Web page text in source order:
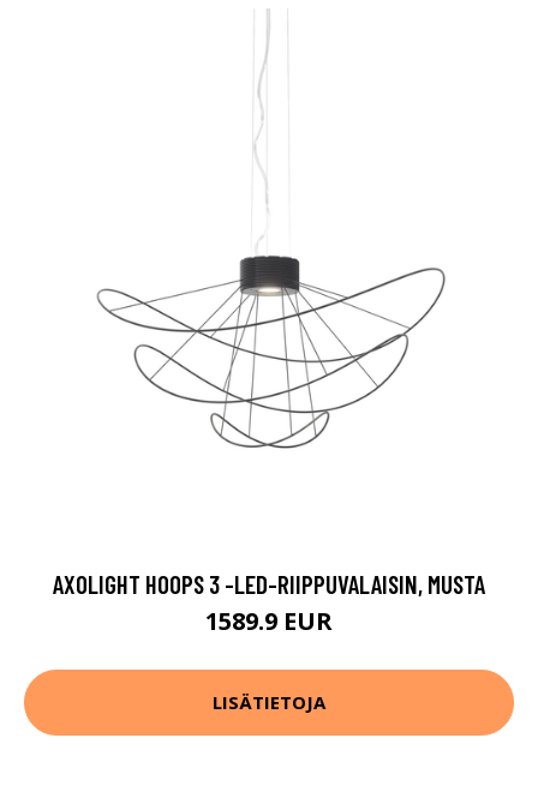
AXOLIGHT HOOPS 3 -LED-RIIPPUVALAISIN, MUSTA
1589.9 EUR
LISÄTIETOJA